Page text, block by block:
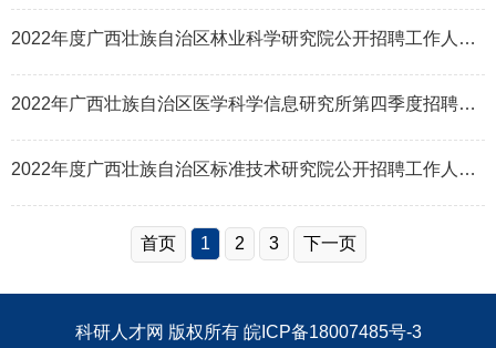
2022年度广西壮族自治区林业科学研究院公开招聘工作人员6名公告
2022年广西壮族自治区医学科学信息研究所第四季度招聘人员公告
2022年度广西壮族自治区标准技术研究院公开招聘工作人员2名公告
首页 1 2 3 下一页
科研人才网 版权所有 皖ICP备18007485号-3